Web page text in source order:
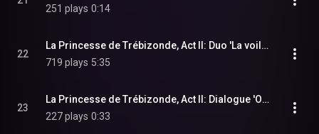
251 plays 0:14
22
La Princesse de Trébizonde, Act II: Duo 'La voila' (Raphael, Zanetta)
719 plays 5:35
23
La Princesse de Trébizonde, Act II: Dialogue 'Oui, mon cher amour' (Raphael, Zanetta, Casimir, Sparadrap)
227 plays 0:33